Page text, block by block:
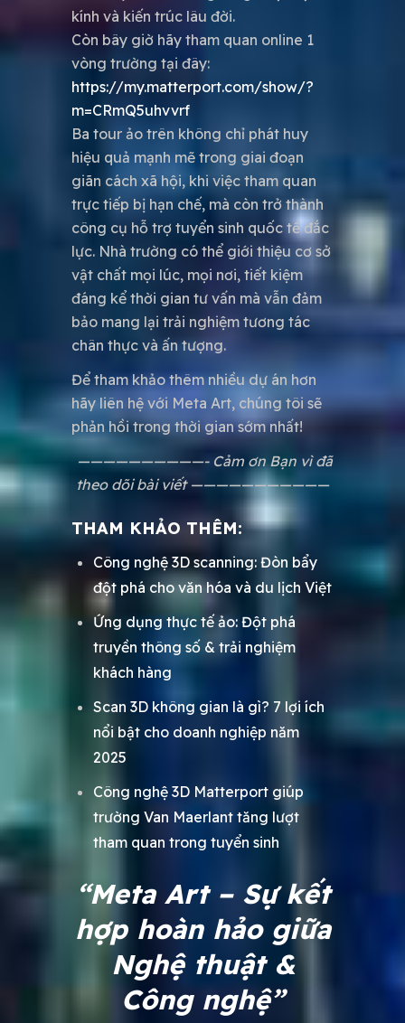
kính và kiến trúc lâu đời.
Còn bây giờ hãy tham quan online 1
vòng trường tại đây:
https://my.matterport.com/show/?
m=CRmQ5uhvvrf
Ba tour ảo trên không chỉ phát huy
hiệu quả mạnh mẽ trong giai đoạn
giãn cách xã hội, khi việc tham quan
trực tiếp bị hạn chế, mà còn trở thành
công cụ hỗ trợ tuyển sinh quốc tế đắc
lực. Nhà trường có thể giới thiệu cơ sở
vật chất mọi lúc, mọi nơi, tiết kiệm
đáng kể thời gian tư vấn mà vẫn đảm
bảo mang lại trải nghiệm tương tác
chân thực và ấn tượng.
Để tham khảo thêm nhiều dự án hơn
hãy liên hệ với Meta Art, chúng tôi sẽ
phản hồi trong thời gian sớm nhất!
——————————- Cảm ơn Bạn vì đã
theo dõi bài viết ———————————
THAM KHẢO THÊM:
Công nghệ 3D scanning: Đòn bẩy
đột phá cho văn hóa và du lịch Việt
Ứng dụng thực tế ảo: Đột phá
truyền thông số & trải nghiệm
khách hàng
Scan 3D không gian là gì? 7 lợi ích
nổi bật cho doanh nghiệp năm
2025
Công nghệ 3D Matterport giúp
trường Van Maerlant tăng lượt
tham quan trong tuyển sinh
“Meta Art – Sự kết
hợp hoàn hảo giữa
Nghệ thuật &
Công nghệ”